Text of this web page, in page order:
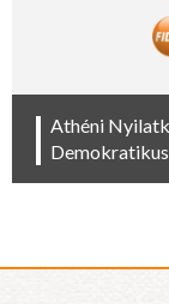
Athéni